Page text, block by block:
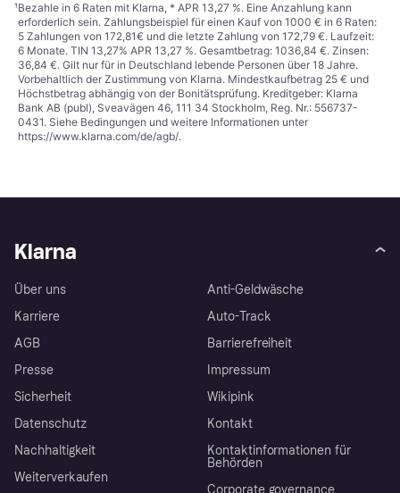
¹Bezahle in 6 Raten mit Klarna, * APR 13,27 %. Eine Anzahlung kann
erforderlich sein. Zahlungsbeispiel für einen Kauf von 1000 € in 6 Raten:
5 Zahlungen von 172,81€ und die letzte Zahlung von 172,79 €. Laufzeit:
6 Monate. TIN 13,27% APR 13,27 %. Gesamtbetrag: 1036,84 €. Zinsen:
36,84 €. Gilt nur für in Deutschland lebende Personen über 18 Jahre.
Vorbehaltlich der Zustimmung von Klarna. Mindestkaufbetrag 25 € und
Höchstbetrag abhängig von der Bonitätsprüfung. Kreditgeber: Klarna
Bank AB (publ), Sveavägen 46, 111 34 Stockholm, Reg. Nr.: 556737-
0431. Siehe Bedingungen und weitere Informationen unter
https://www.klarna.com/de/agb/.
Klarna
Über uns
Karriere
AGB
Presse
Sicherheit
Datenschutz
Nachhaltigkeit
Weiterverkaufen
Anti-Geldwäsche
Auto-Track
Barrierefreiheit
Impressum
Wikipink
Kontakt
Kontaktinformationen für
Behörden